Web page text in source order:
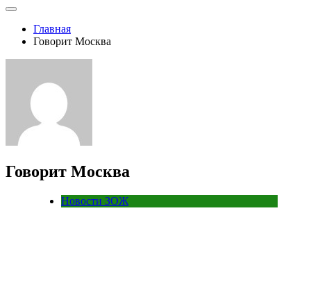
Главная
Говорит Москва
Говорит Москва
Новости ЗОЖ